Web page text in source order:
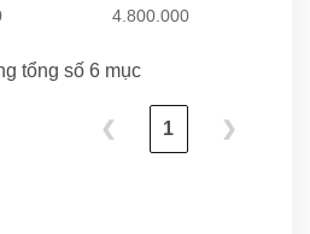
4.800.000
tổng số 6 mục
❮ 1 ❯